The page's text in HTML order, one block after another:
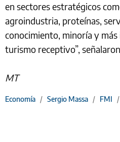
en sectores estratégicos
agroindustria, proteínas,
conocimiento, minoría y
turismo receptivo”,
MT
Economía / Sergio Massa / FMI /